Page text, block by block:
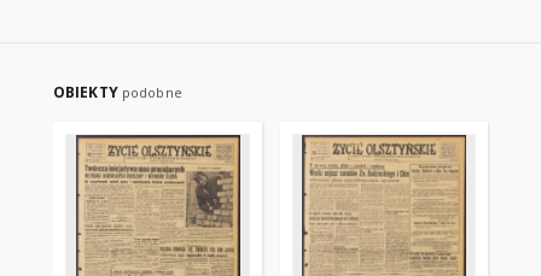
OBIEKTY podobne